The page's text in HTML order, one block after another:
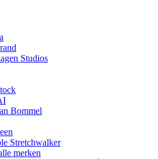
Studios
Bommel
Stretchwalker
merken